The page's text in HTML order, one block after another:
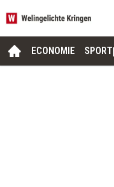
ECONOMIE SPORT